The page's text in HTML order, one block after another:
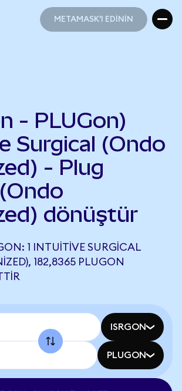
METAMASK'I EDİNİN
- PLUGon)
Surgical (Ondo
- Plug
dönüştür
1 INTUITIVE SURGICAL
182,8365 PLUGON
ISRGON
PLUGON